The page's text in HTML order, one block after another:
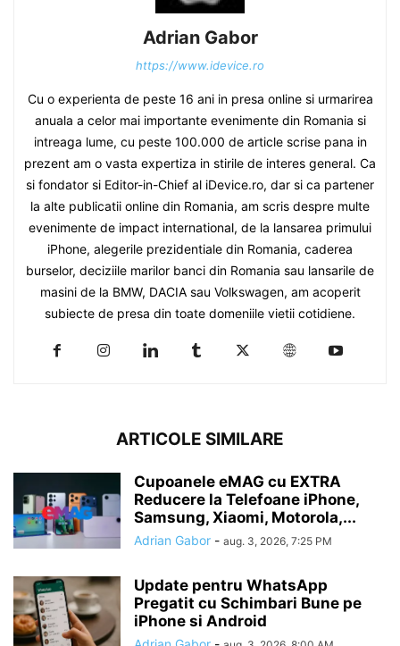
Adrian Gabor
https://www.idevice.ro
Cu o experienta de peste 16 ani in presa online si urmarirea
anuala a celor mai importante evenimente din Romania si
intreaga lume, cu peste 100.000 de article scrise pana in
prezent am o vasta expertiza in stirile de interes general. Ca
si fondator si Editor-in-Chief al iDevice.ro, dar si ca partener
la alte publicatii online din Romania, am scris despre multe
evenimente de impact international, de la lansarea primului
iPhone, alegerile prezidentiale din Romania, caderea
burselor, deciziile marilor banci din Romania sau lansarile de
masini de la BMW, DACIA sau Volkswagen, am acoperit
subiecte de presa din toate domeniile vietii cotidiene.
ARTICOLE SIMILARE
Cupoanele eMAG cu EXTRA
Reducere la Telefoane iPhone,
Samsung, Xiaomi, Motorola,...
Adrian Gabor - aug. 3, 2026, 7:25 PM
Update pentru WhatsApp
Pregatit cu Schimbari Bune pe
iPhone si Android